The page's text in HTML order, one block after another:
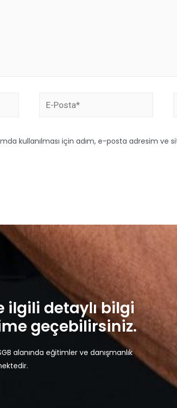
kullanılması için adım, e-posta adresim ve
ilgili detaylı bilgi
geçebilirsiniz.
alanında eğitimler ve danışmanlık